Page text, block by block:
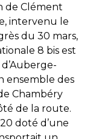
de Clément
intervenu le
du 30 mars,
8 bis est
ensemble des
Chambéry
de la route.
doté d’une